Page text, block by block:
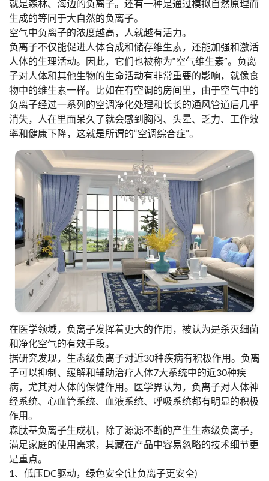
就是森林、海边的负离子。还有一种是通过模拟自然原理而
生成的等同于大自然的负离子。
空气中负离子的浓度越高，人就越有活力。
负离子不仅能促进人体合成和储存维生素，还能加强和激活
人体的生理活动。因此，它们也被称为“空气维生素”。负离
子对人体和其他生物的生命活动有非常重要的影响，就像食
物中的维生素一样。比如在有空调的房间里，由于空气中的
负离子经过一系列的空调净化处理和长长的通风管道后几乎
消失，人在里面呆久了就会感到胸闷、头晕、乏力、工作效
率和健康下降，这就是所谓的“空调综合症”。
在医学领域，负离子发挥着更大的作用，被认为是杀灭细菌
和净化空气的有效手段。
据研究发现，生态级负离子对近30种疾病有积极作用。负离
子可以抑制、缓解和辅助治疗人体7大系统中的近30种疾
病，尤其对人体的保健作用。医学界认为，负离子对人体神
经系统、心血管系统、血液系统、呼吸系统都有明显的积极
作用。
森肽基负离子生成机，除了源源不断的产生生态级负离子，
满足家庭的使用需求，其藏在产品中容易忽略的技术细节更
是重点。
1、低压DC驱动，绿色安全(让负离子更安全)